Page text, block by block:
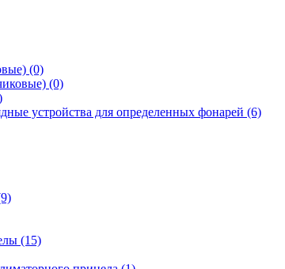
(0)
(0)
устройства для определенных фонарей (6)
(15)